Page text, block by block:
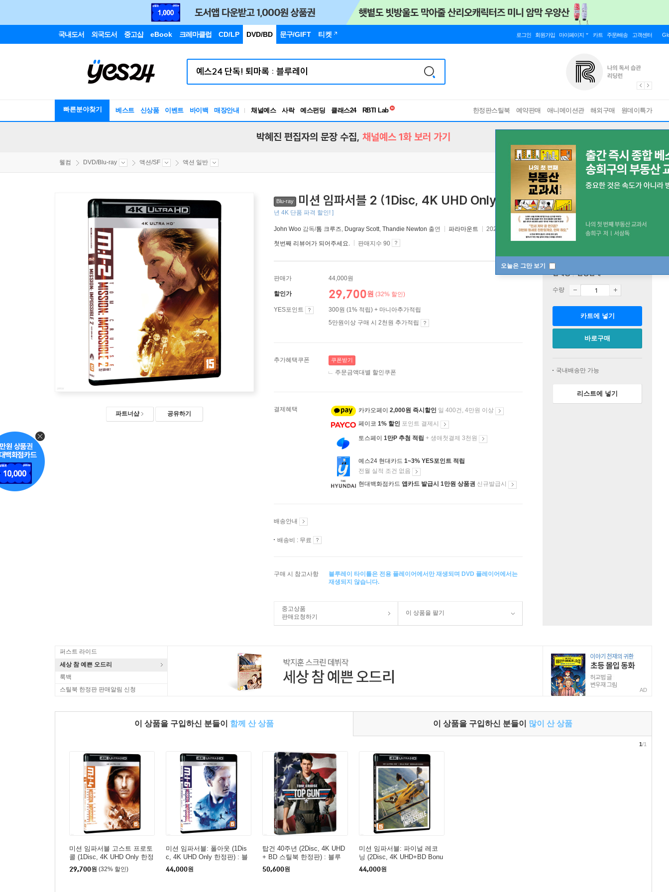
국내도서 외국도서 중고샵 eBook 크레마클럽 CD/LP DVD/BD 문구/GIFT 티켓 로그인 회원가입 마이페이지 카트 주문/배송 고객센터
빠른분야찾기 베스트 신상품 이벤트 바이백 매장안내 채널예스 사락 예스펀딩 클래스24
독서유형검사
한정판스틸북 예약판매 애니메이션관 해외구매 원데이특가
오늘은 그만 보기
박혜진 편집자의 문장 수집, 채널예스 1화 보러 가기
웰컴 DVD/Blu-ray 액션/SF 액션 일반
파트너샵 공유하기
Blu-ray 미션 임파서블 2 (1Disc, 4K UHD Only 한정판) : 블루레이
년 4K 단품 파격 할인! ]
John Woo 감독/톰 크루즈, Dugray Scott, Thandie Newton 출연 파라마운트 2026년 05월 22일 원제 :Mission: Impossible 2 (2000)
첫번째 리뷰어가 되어주세요. 판매지수 90
판매가 44,000원
할인가 29,700원 (32% 할인)
YES포인트
300원 (1% 적립) + 마니아추가적립
5만원이상 구매 시 2천원 추가적립
추가혜택쿠폰 쿠폰받기
주문금액대별 할인쿠폰
결제혜택 카카오페이 2,000원 즉시할인 일 400건, 4만원 이상
페이코 1% 할인 포인트 결제시
토스페이 1만P 추첨 적립 + 생애첫결제 3천원
예스24 현대카드 1~3% YES포인트 적립
전월 실적 조건 없음
현대백화점카드 앱카드 발급시 1만원 상품권 신규발급시
배송안내
배송비 : 무료
구매 시 참고사항
블루레이 타이틀은 전용 플레이어에서만 재생되며 DVD 플레이어에서는
재생되지 않습니다.
중고상품
판매요청하기
이 상품을 팔기
판매중 한정판매
수량
카트에 넣기
바로구매
국내배송만 가능
리스트에 넣기
퍼스트 라이드
세상 참 예쁜 오드리
룩백
스틸북 한정판 판매알림 신청
AD
이 상품을 구입하신 분들이 함께 산 상품 이 상품을 구입하신 분들이 많이 산 상품
미션 임파서블 고스트 프로토
콜 (1Disc, 4K UHD Only 한정
판) : 블루레이
29,700원 (32% 할인)
미션 임파서블: 폴아웃 (1Dis
c, 4K UHD Only 한정판) : 블
루레이
44,000원
탑건 40주년 (2Disc, 4K UHD
+ BD 스틸북 한정판) : 블루
레이
50,600원
미션 임파서블: 파이널 레코
닝 (2Disc, 4K UHD+BD Bonu
s) : 블루레이
44,000원
1/1